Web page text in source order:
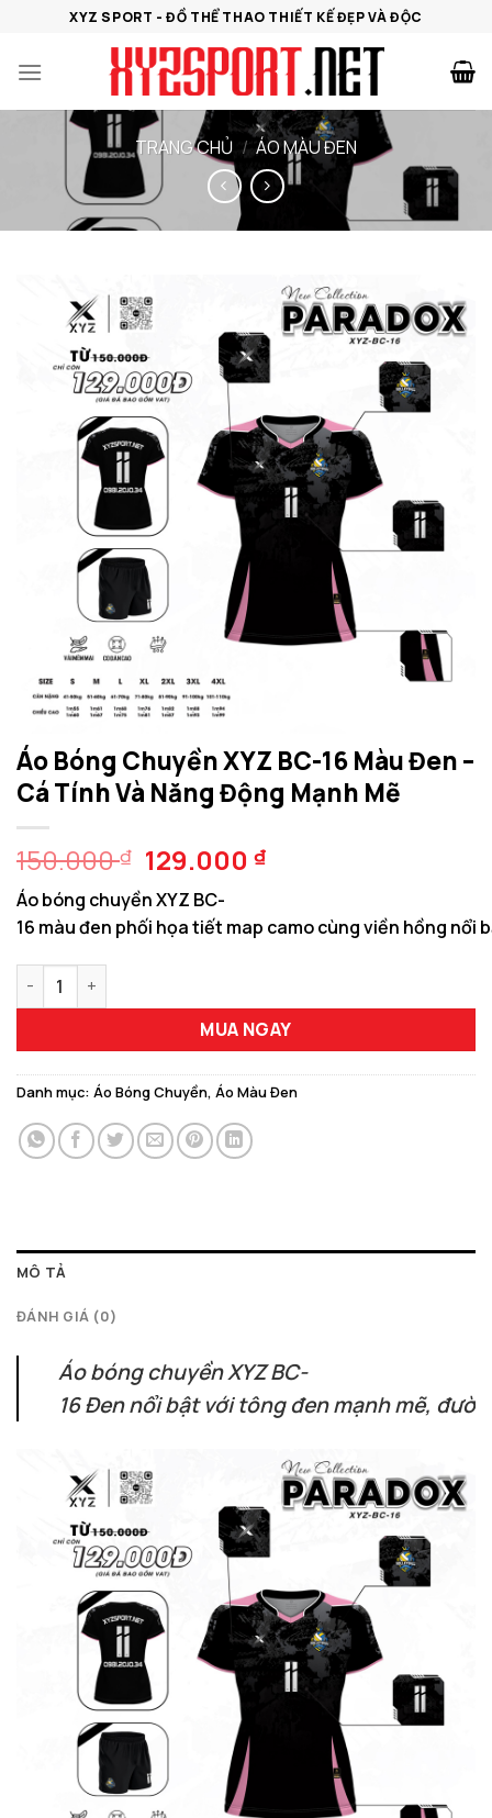
nội
XYZ SPORT - ĐỒ THỂ THAO THIẾT KẾ ĐẸP VÀ ĐỘC
TRANG CHỦ / ÁO MÀU ĐEN
Áo Bóng Chuyền XYZ BC-16 Màu Đen –
Cá Tính Và Năng Động Mạnh Mẽ
150.000₫ Giá
gốc
là:
150.000 ₫.
129.000₫Giá
là:
Áo bóng chuyền XYZ BC-
16 màu đen phối họa tiết map camo cùng viền hồng
Áo Bóng Chuyền XYZ BC-16 Màu Đen - Cá Tính Và Năng Động
MUA NGAY
Danh mục: Áo Bóng Chuyền, Áo Màu Đen
MÔ TẢ
ĐÁNH GIÁ (0)
Áo bóng chuyền XYZ BC-
16 Đen nổi bật với tông đen mạnh mẽ,